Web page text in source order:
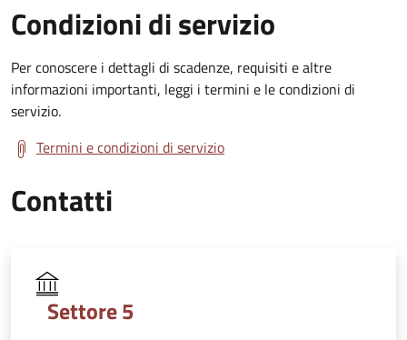
Condizioni di servizio
Per conoscere i dettagli di scadenze, requisiti e altre
informazioni importanti, leggi i termini e le condizioni di
servizio.
Termini e condizioni di servizio
Contatti
Settore 5